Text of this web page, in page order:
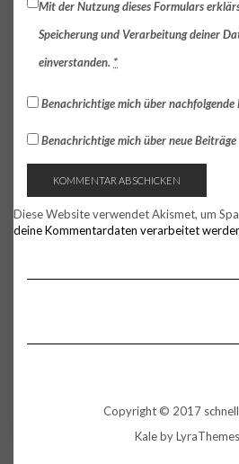
Mit der Nutzung dieses Formulars
Speicherung und Verarbeitung deiner
einverstanden. *
Benachrichtige mich über nachfolgende
Benachrichtige mich über neue Beiträge
Diese Website verwendet Akismet, um
deine Kommentardaten verarbeitet
Copyright © 2017
Kaleby